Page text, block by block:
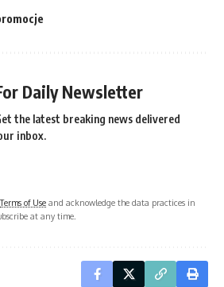
Daily Newsletter
the latest breaking news delivered
inbox.
Terms of Use and acknowledge the data practices in
at any time.